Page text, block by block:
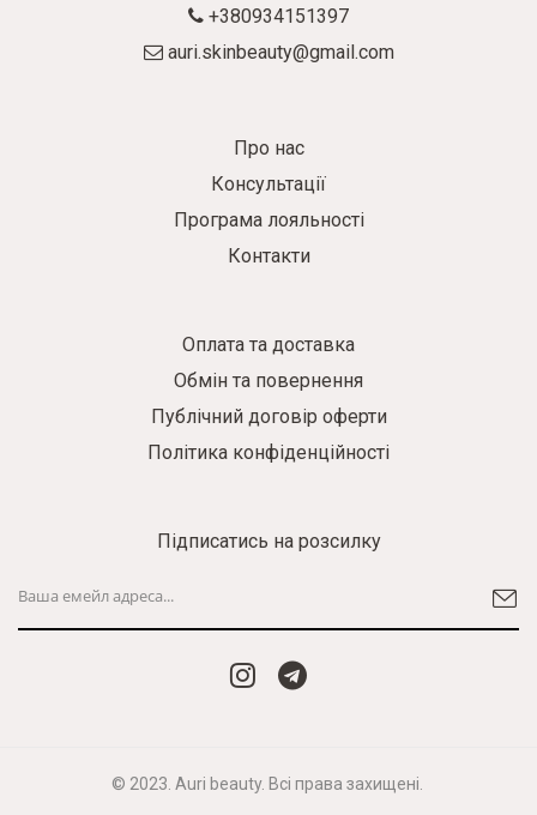
+380934151397
auri.skinbeauty@gmail.com
Про нас
Консультації
Програма лояльності
Контакти
Оплата та доставка
Обмін та повернення
Публічний договір оферти
Політика конфіденційності
Підписатись на розсилку
© 2023. Auri beauty. Всі права захищені.